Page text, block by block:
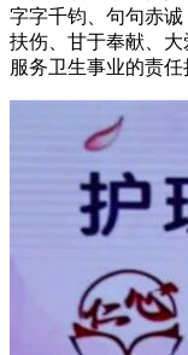
字字千钧、句句赤
扶伤、甘于奉献、大
服务卫生事业的责任